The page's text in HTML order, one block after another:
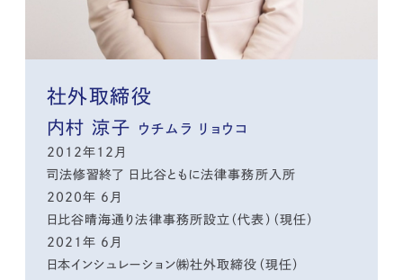
社外取締役
内村 涼子 ウチムラ リョウコ
2012年12月
司法修習終了 日比谷ともに法律事務所入所
2020年 6月
日比谷晴海通り法律事務所設立（代表）（現任）
2021年 6月
日本インシュレーション㈱社外取締役（現任）